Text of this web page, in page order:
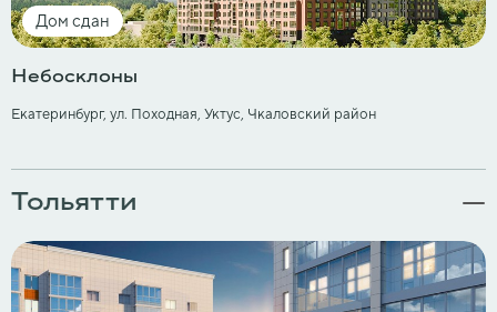
Дом сдан
Небосклоны
Екатеринбург, ул. Походная, ​Уктус, Чкаловский район
Тольятти